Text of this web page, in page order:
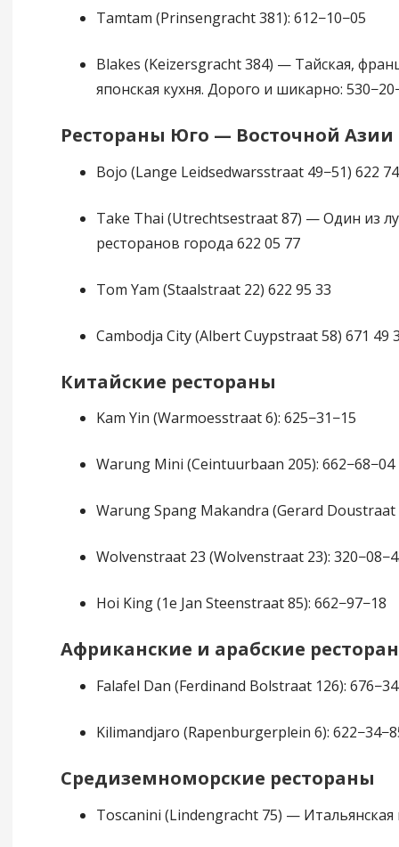
Тamtam (Prinsengracht 381): 612−10−05
Blakes (Keizersgracht 384) — Тайская,
японская кухня. Дорого и шикарно:
Рестораны Юго — Восточной Азии
Bojo (Lange Leidsedwarsstraat 49−51) 622
Take Thai (Utrechtsestraat 87) — Один из
ресторанов города 622 05 77
Tom Yam (Staalstraat 22) 622 95 33
Cambodja City (Albert Cuypstraat 58) 671 49
Китайские рестораны
Kam Yin (Warmoesstraat 6): 625−31−15
Warung Mini (Сeintuurbaan 205): 662−68−04
Warung Spang Makandra (Gerard Doustraat
Wolvenstraat 23 (Wolvenstraat 23):
Hoi King (1e Jan Steenstraat 85): 662−97−18
Африканские и арабские
Falafel Dan (Ferdinand Bolstraat 126):
Kilimandjaro (Rapenburgerplein 6):
Средиземноморские рестораны
Toscanini (Lindengracht 75) — Итальянская